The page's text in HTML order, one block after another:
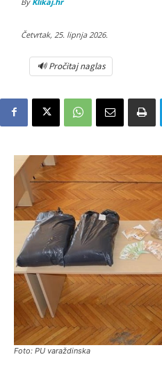
Četvrtak, 25. lipnja 2026.
🔊 Pročitaj naglas
Foto: PU varaždinska